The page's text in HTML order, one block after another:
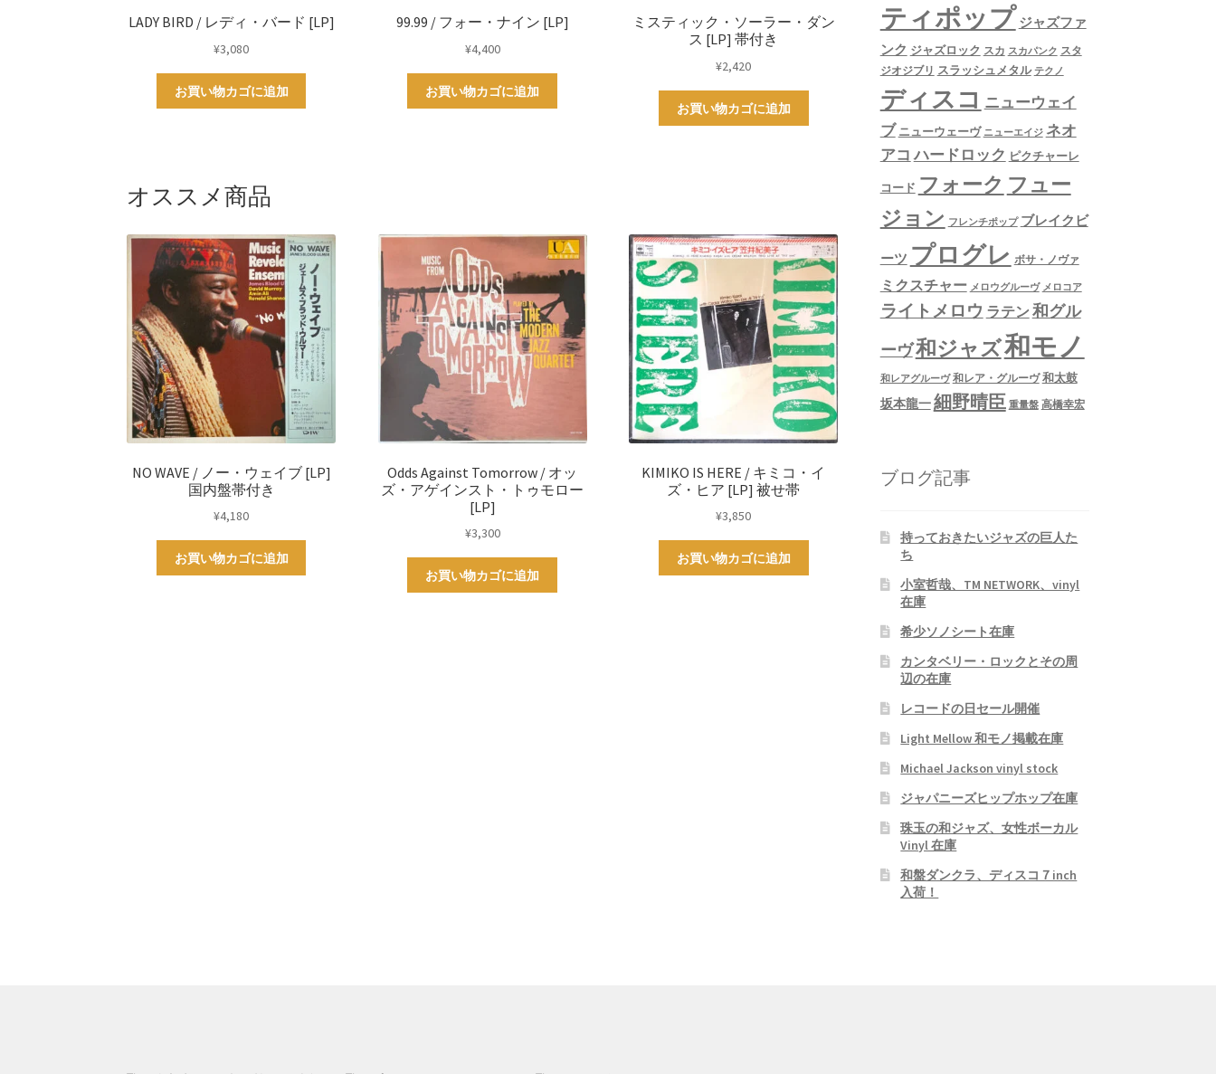
LADY BIRD / レディ・バード [LP]
¥3,080
お買い物カゴに追加
99.99 / フォー・ナイン [LP]
¥4,400
お買い物カゴに追加
ミスティック・ソーラー・ダン
ス [LP] 帯付き
¥2,420
お買い物カゴに追加
オススメ商品
NO WAVE / ノー・ウェイブ [LP]
国内盤帯付き
¥4,180
お買い物カゴに追加
Odds Against Tomorrow / オッ
ズ・アゲインスト・トゥモロー
[LP]
¥3,300
お買い物カゴに追加
KIMIKO IS HERE / キミコ・イ
ズ・ヒア [LP] 被せ帯
¥3,850
お買い物カゴに追加
ティポップ ジャズファ
ンク ジャズロック スカ スカパンク スタ
ジオジブリ スラッシュメタル テクノ
ディスコ ニューウェイ
ブ ニューウェーヴ ニューエイジ ネオ
アコ ハードロック ピクチャーレ
コード フォーク フュー
ジョン フレンチポップ ブレイクビ
ーツ プログレ ボサ・ノヴァ
ミクスチャー メロウグルーヴ メロコア
ライトメロウ ラテン 和グル
ーヴ和ジャズ和モノ
和レアグルーヴ 和レア・グルーヴ 和太鼓
坂本龍一細野晴臣 重量盤 高橋幸宏
ブログ記事
持っておきたいジャズの巨人た
ち
小室哲哉、TM NETWORK、vinyl
在庫
希少ソノシート在庫
カンタベリー・ロックとその周
辺の在庫
レコードの日セール開催
Light Mellow 和モノ掲載在庫
Michael Jackson vinyl stock
ジャパニーズヒップホップ在庫
珠玉の和ジャズ、女性ボーカル
Vinyl 在庫
和盤ダンクラ、ディスコ７inch
入荷！